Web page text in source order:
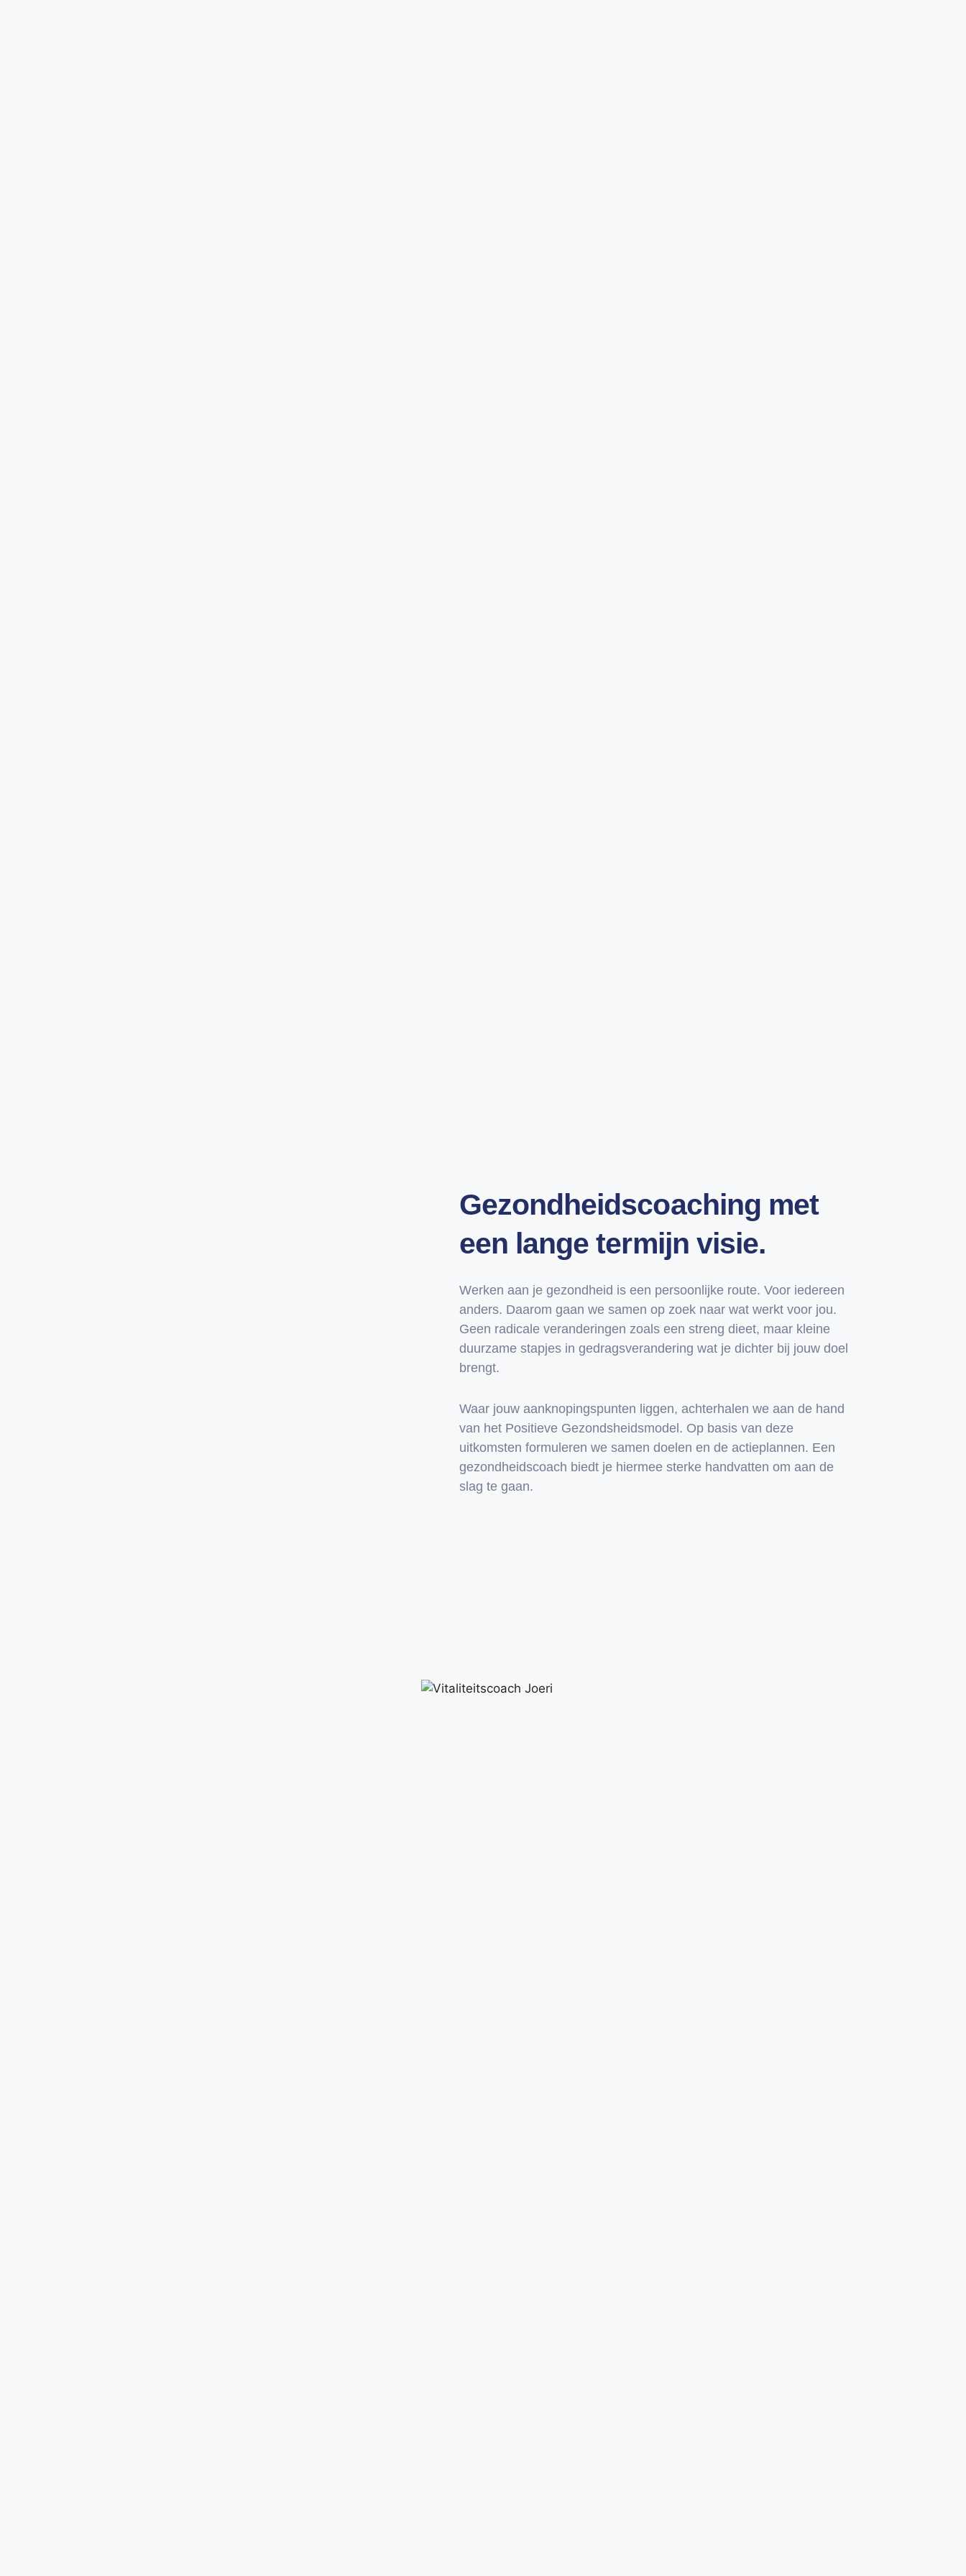
Gezondheidscoaching met
een lange termijn visie.
Werken aan je gezondheid is een persoonlijke route. Voor iedereen
anders. Daarom gaan we samen op zoek naar wat werkt voor jou.
Geen radicale veranderingen zoals een streng dieet, maar kleine
duurzame stapjes in gedragsverandering wat je dichter bij jouw doel
brengt.
Waar jouw aanknopingspunten liggen, achterhalen we aan de hand
van het Positieve Gezondsheidsmodel. Op basis van deze
uitkomsten formuleren we samen doelen en de actieplannen. Een
gezondheidscoach biedt je hiermee sterke handvatten om aan de
slag te gaan.